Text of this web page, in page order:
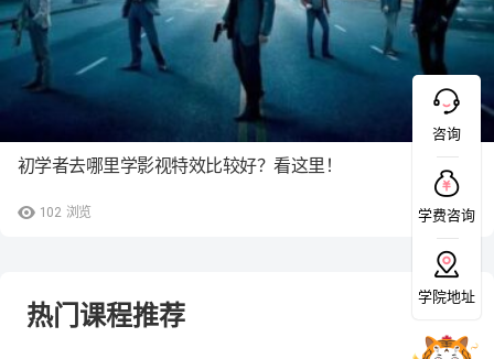
102 浏览
初学者去哪里学影视特效比较好？看这里！
热门课程推荐
咨询
学费咨询
学院地址